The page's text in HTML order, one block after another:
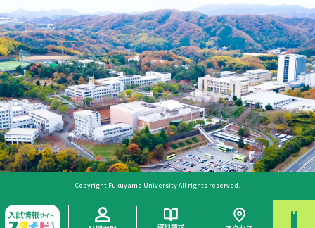
Copyright Fukuyama University All rights reserved.